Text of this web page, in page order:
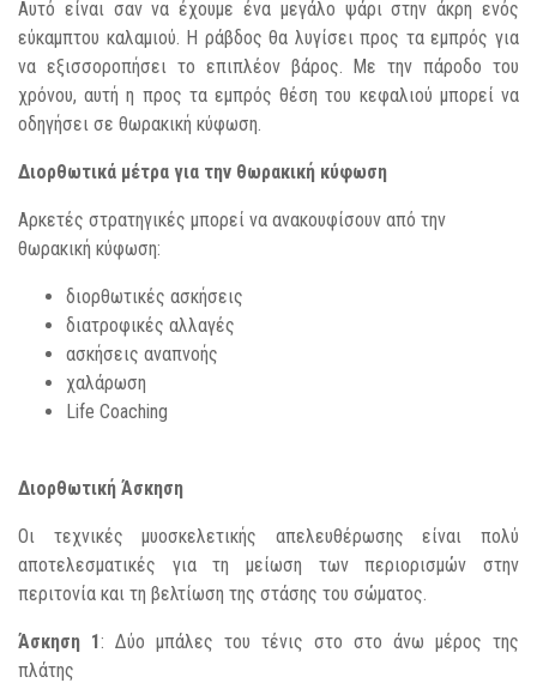
Αυτό είναι σαν να έχουμε ένα μεγάλο ψάρι στην άκρη ενός
εύκαμπτου καλαμιού. Η ράβδος θα λυγίσει προς τα εμπρός για
να εξισσοροπήσει το επιπλέον βάρος. Με την πάροδο του
χρόνου, αυτή η προς τα εμπρός θέση του κεφαλιού μπορεί να
οδηγήσει σε θωρακική κύφωση.
Διορθωτικά μέτρα για την θωρακική κύφωση
Αρκετές στρατηγικές μπορεί να ανακουφίσουν από την
θωρακική κύφωση:
διορθωτικές ασκήσεις
διατροφικές αλλαγές
ασκήσεις αναπνοής
χαλάρωση
Life Coaching
Διορθωτική Άσκηση
Οι τεχνικές μυοσκελετικής απελευθέρωσης είναι πολύ
αποτελεσματικές για τη μείωση των περιορισμών στην
περιτονία και τη βελτίωση της στάσης του σώματος.
Άσκηση 1: Δύο μπάλες του τένις στο στο άνω μέρος της
πλάτης